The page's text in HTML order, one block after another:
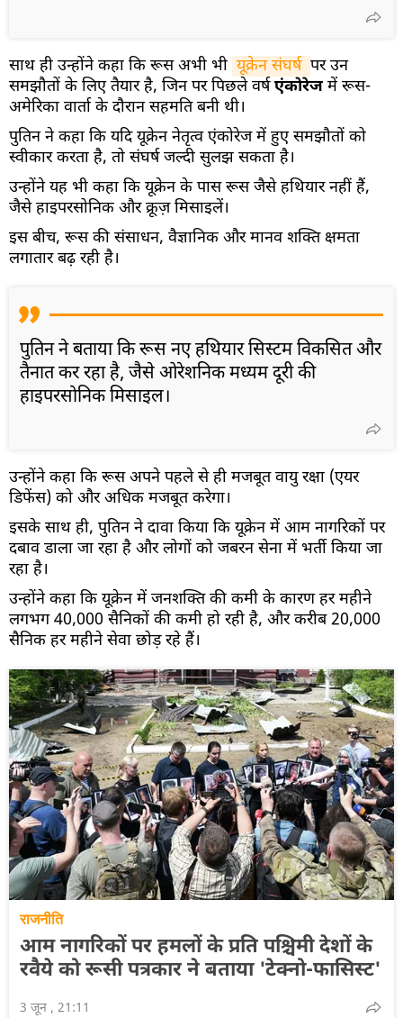
साथ ही उन्होंने कहा कि रूस अभी भी यूक्रेन संघर्ष पर उन
समझौतों के लिए तैयार है, जिन पर पिछले वर्षएंकोरेज में रूस-
अमेरिका वार्ता के दौरान सहमति बनी थी।
पुतिन ने कहा कि यदि यूक्रेन नेतृत्व एंकोरेज में हुए समझौतों को
स्वीकार करता है, तो संघर्ष जल्दी सुलझ सकता है।
उन्होंने यह भी कहा कि यूक्रेन के पास रूस जैसे हथियार नहीं हैं,
जैसे हाइपरसोनिक और क्रूज़ मिसाइलें।
इस बीच, रूस की संसाधन, वैज्ञानिक और मानव शक्ति क्षमता
लगातार बढ़ रही है।
पुतिन ने बताया कि रूस नए हथियार सिस्टम विकसित और
तैनात कर रहा है, जैसे ओरेशनिक मध्यम दूरी की
हाइपरसोनिक मिसाइल।
उन्होंने कहा कि रूस अपने पहले से ही मजबूत वायु रक्षा (एयर
डिफेंस) को और अधिक मजबूत करेगा।
इसके साथ ही, पुतिन ने दावा किया कि यूक्रेन में आम नागरिकों पर
दबाव डाला जा रहा है और लोगों को जबरन सेना में भर्ती किया जा
रहा है।
उन्होंने कहा कि यूक्रेन में जनशक्ति की कमी के कारण हर महीने
लगभग 40,000 सैनिकों की कमी हो रही है, और करीब 20,000
सैनिक हर महीने सेवा छोड़ रहे हैं।
राजनीति
आम नागरिकों पर हमलों के प्रति पश्चिमी देशों के
रवैये को रूसी पत्रकार ने बताया 'टेक्नो-फासिस्ट'
3 जून , 21:11